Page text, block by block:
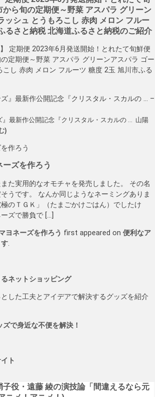
定期便 2023年6月発送開始！とれたて旬鮮便
定期便～野菜 アスパラ グリーンアスパラ ゴー
こし 赤肉 メロン フルーツ 糖度 2玉 旭川市ふる
ズ』最新作公開記念『クリスタル・スカルの … –
』最新作公開記念『クリスタル・スカルの … 山陽
)
作ろう
た実用的なオモチャを発売しました。 その名
うです。 なんか同じようなネーミングありま
のＴＧＫ」（たまごかけごはん）でしたけ
ズで勝負で […]
ヨネーズを作ろう first appeared on 便利なア
.
ネットショッピング
した工夫とアイデアで解決するグッズを紹介
で身近な不便を解決！
ト
子役・遠藤 綾の演技論「間違えるなら元